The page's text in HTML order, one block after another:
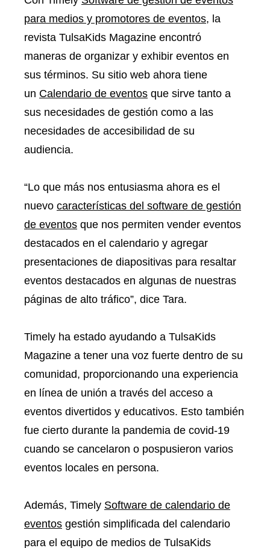
para medios y promotores de eventos, la
revista TulsaKids Magazine encontró
maneras de organizar y exhibir eventos en
sus términos. Su sitio web ahora tiene
un Calendario de eventos que sirve tanto a
sus necesidades de gestión como a las
necesidades de accesibilidad de su
audiencia.
“Lo que más nos entusiasma ahora es el
nuevo características del software de gestión
de eventos que nos permiten vender eventos
destacados en el calendario y agregar
presentaciones de diapositivas para resaltar
eventos destacados en algunas de nuestras
páginas de alto tráfico”, dice Tara.
Timely ha estado ayudando a TulsaKids
Magazine a tener una voz fuerte dentro de su
comunidad, proporcionando una experiencia
en línea de unión a través del acceso a
eventos divertidos y educativos. Esto también
fue cierto durante la pandemia de covid-19
cuando se cancelaron o pospusieron varios
eventos locales en persona.
Además, Timely Software de calendario de
eventos gestión simplificada del calendario
para el equipo de medios de TulsaKids